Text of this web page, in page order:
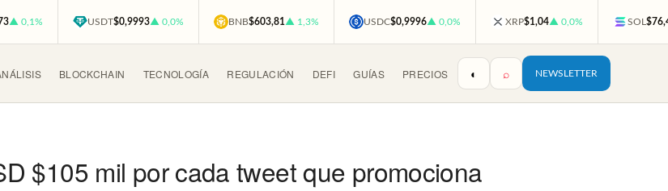
▲ 0,1% USDT$0,9993▲ 0,0% BNB$603,81▲ 1,3% USDC$0,9996▲ 0,0% XRP$1,04▲ 0,0% SOL
BLOCKCHAIN TECNOLOGÍA REGULACIÓN DEFI GUÍAS PRECIOS ◐ ⌕ NEWSLETTER
$105 mil por cada tweet que promociona